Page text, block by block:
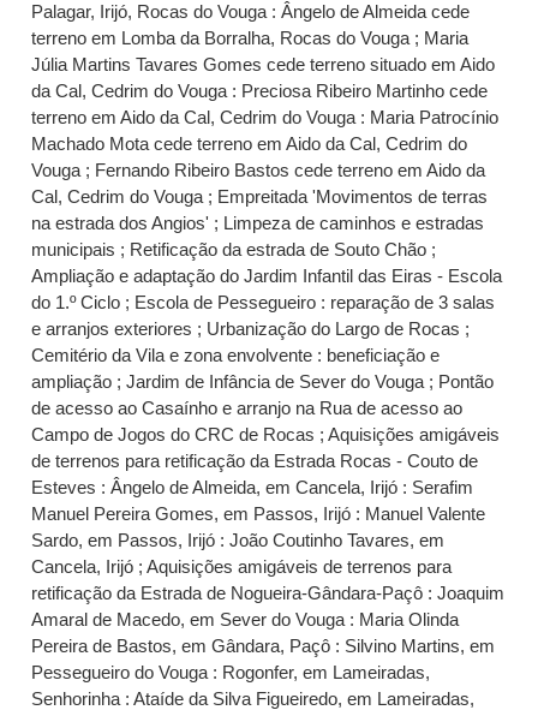
Palagar, Irijó, Rocas do Vouga : Ângelo de Almeida cede
terreno em Lomba da Borralha, Rocas do Vouga ; Maria
Júlia Martins Tavares Gomes cede terreno situado em Aido
da Cal, Cedrim do Vouga : Preciosa Ribeiro Martinho cede
terreno em Aido da Cal, Cedrim do Vouga : Maria Patrocínio
Machado Mota cede terreno em Aido da Cal, Cedrim do
Vouga ; Fernando Ribeiro Bastos cede terreno em Aido da
Cal, Cedrim do Vouga ; Empreitada 'Movimentos de terras
na estrada dos Angios' ; Limpeza de caminhos e estradas
municipais ; Retificação da estrada de Souto Chão ;
Ampliação e adaptação do Jardim Infantil das Eiras - Escola
do 1.º Ciclo ; Escola de Pessegueiro : reparação de 3 salas
e arranjos exteriores ; Urbanização do Largo de Rocas ;
Cemitério da Vila e zona envolvente : beneficiação e
ampliação ; Jardim de Infância de Sever do Vouga ; Pontão
de acesso ao Casaínho e arranjo na Rua de acesso ao
Campo de Jogos do CRC de Rocas ; Aquisições amigáveis
de terrenos para retificação da Estrada Rocas - Couto de
Esteves : Ângelo de Almeida, em Cancela, Irijó : Serafim
Manuel Pereira Gomes, em Passos, Irijó : Manuel Valente
Sardo, em Passos, Irijó : João Coutinho Tavares, em
Cancela, Irijó ; Aquisições amigáveis de terrenos para
retificação da Estrada de Nogueira-Gândara-Paçô : Joaquim
Amaral de Macedo, em Sever do Vouga : Maria Olinda
Pereira de Bastos, em Gândara, Paçô : Silvino Martins, em
Pessegueiro do Vouga : Rogonfer, em Lameiradas,
Senhorinha : Ataíde da Silva Figueiredo, em Lameiradas,